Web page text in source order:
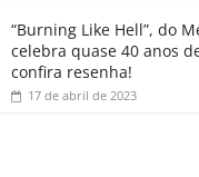
o
m
“Burning Like Hell”, do
celebra quase 40 anos
confira resenha!
17 de abril de 2023